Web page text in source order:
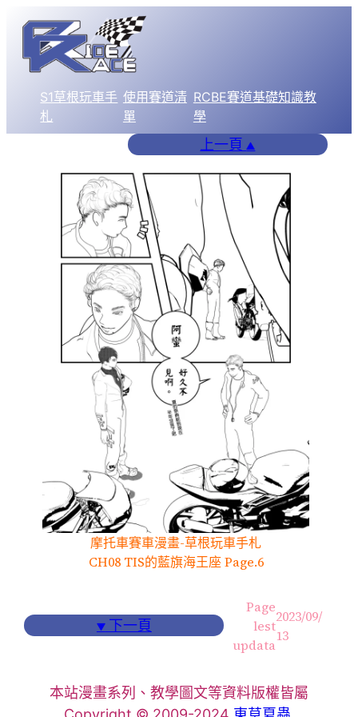
S1草根玩車手
札
使用賽道清
單
RCBE賽道基礎知識教
學
上一頁▲
摩托車賽車漫畫-草根玩車手札
CH08 TIS的藍旗海王座 Page.6
▼下一頁
Page
lest
updata
2023/09/
13
本站漫畫系列、教學圖文等資料版權皆屬